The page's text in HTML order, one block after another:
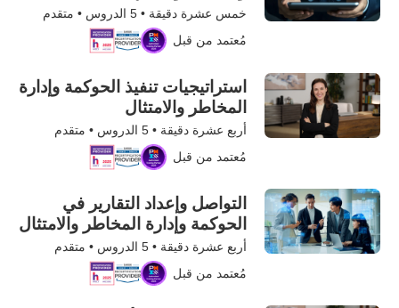
خمس عشرة دقيقة •5 الدروس • متقدم
مُعتمد من قبل
استراتيجيات تنفيذ الحوكمة وإدارة
المخاطر والامتثال
أربع عشرة دقيقة •5 الدروس • متقدم
مُعتمد من قبل
التواصل وإعداد التقارير في
الحوكمة وإدارة المخاطر والامتثال
أربع عشرة دقيقة •5 الدروس • متقدم
مُعتمد من قبل